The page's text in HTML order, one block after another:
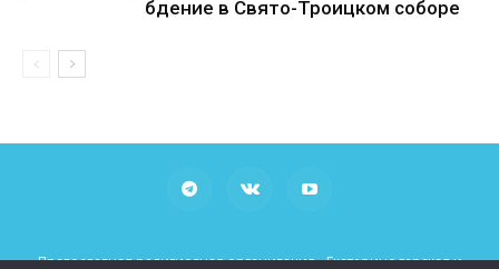
бдение в Свято-Троицком соборе
Православная религиозная организация «Екатеринодарская и